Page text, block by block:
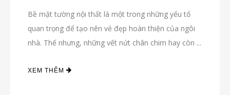
Bề mặt tường nội thất là một trong những yếu tố
quan trọng để tạo nên vẻ đẹp hoàn thiện của ngôi
nhà. Thế nhưng, những vết nứt chân chim hay còn ...
XEM THÊM